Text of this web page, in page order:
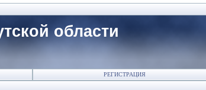
области
РЕГИСТРАЦИЯ